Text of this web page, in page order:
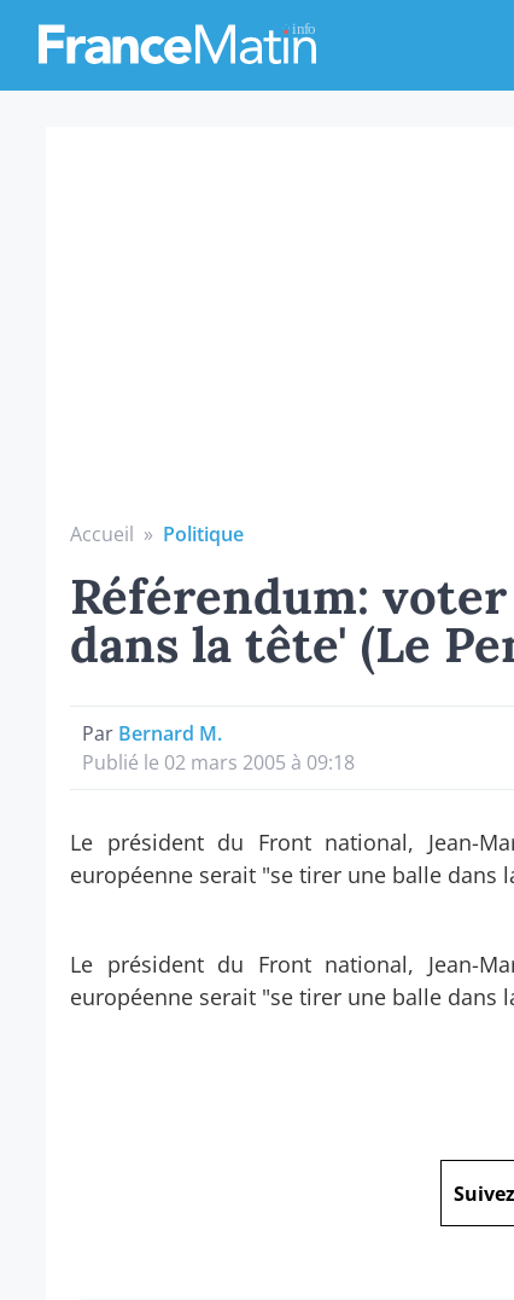
Accueil » Politique
Référendum:
dans la tête' (Le
Par Bernard M.
Publié le 02 mars 2005 à 09:18
Le président du Front national, Jean-
européenne serait "se tirer une balle dans
Le président du Front national, Jean-
européenne serait "se tirer une balle dans